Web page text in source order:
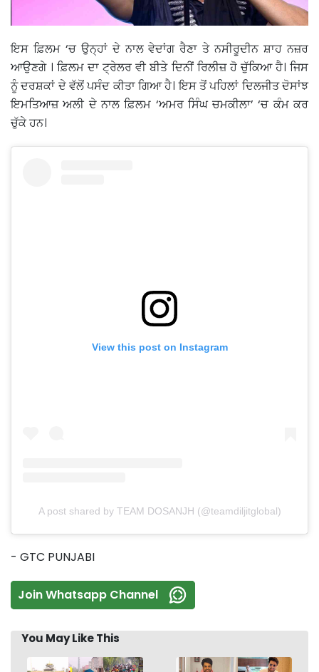
ਇਸ ਫ਼ਿਲਮ ‘ਚ ਉਨ੍ਹਾਂ ਦੇ ਨਾਲ ਵੇਦਾਂਗ ਰੈਣਾ ਤੇ ਨਸੀਰੂਦੀਨ ਸ਼ਾਹ ਨਜ਼ਰ
ਆਉਣਗੇ । ਫ਼ਿਲਮ ਦਾ ਟ੍ਰੇਲਰ ਵੀ ਬੀਤੇ ਦਿਨੀਂ ਰਿਲੀਜ਼ ਹੋ ਚੁੱਕਿਆ ਹੈ। ਜਿਸ
ਨੂੰ ਦਰਸ਼ਕਾਂ ਦੇ ਵੱਲੋਂ ਪਸੰਦ ਕੀਤਾ ਗਿਆ ਹੈ। ਇਸ ਤੋਂ ਪਹਿਲਾਂ ਦਿਲਜੀਤ ਦੋਸਾਂਝ
ਇਮਤਿਆਜ਼ ਅਲੀ ਦੇ ਨਾਲ ਫ਼ਿਲਮ ‘ਅਮਰ ਸਿੰਘ ਚਮਕੀਲਾ’ ‘ਚ ਕੰਮ ਕਰ
ਚੁੱਕੇ ਹਨ।
View this post on Instagram
A post shared by TEAM DOSANJH (@teamdiljitglobal)
- GTC PUNJABI
Join Whatsapp Channel
You May Like This